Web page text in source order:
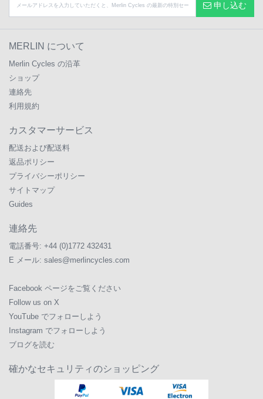
申し込む
MERLIN について
Merlin Cycles の沿革
ショップ
連絡先
利用規約
カスタマーサービス
配送および配送料
返品ポリシー
プライバシーポリシー
サイトマップ
Guides
連絡先
電話番号: +44 (0)1772 432431
E メール: sales@merlincycles.com
Facebook ページをご覧ください
Follow us on X
YouTube でフォローしよう
Instagram でフォローしよう
ブログを読む
確かなセキュリティのショッピング